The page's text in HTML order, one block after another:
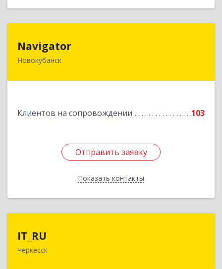
Navigator
Новокубанск
Клиентов на сопровождении 103
Отправить заявку
Показать контакты
352240, Краснодарский край, Новокубанск г,
Отправить заявку
Назад
IT_RU
Черкесск